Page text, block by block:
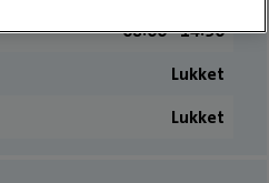
08:00 ­- 14:30
Lukket
Lukket